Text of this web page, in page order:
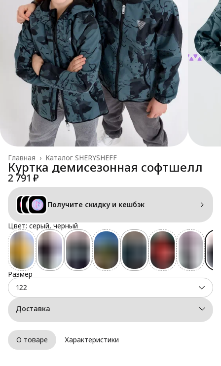
Каталог SHERYSHEFF
Главная ›
Куртка демисезонная софтшелл
2 791 ₽
Получите скидку и кешбэк
Цвет: серый, черный
Размер
122
Доставка
О товаре Характеристики